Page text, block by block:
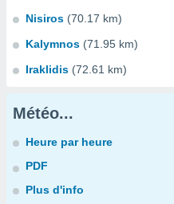
Nisiros (70.17 km)
Kalymnos (71.95 km)
Iraklidis (72.61 km)
Météo...
Heure par heure
PDF
Plus d'info